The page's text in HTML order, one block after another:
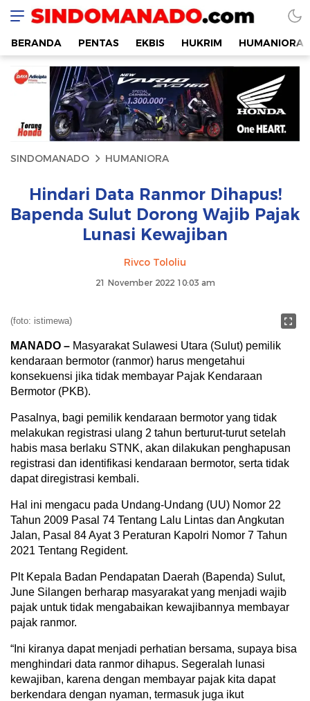
SINDOMANADO
Informatif dan Edukatif
BERANDA PENTAS EKBIS HUKRIM HUMANIORA
SINDOMANADO HUMANIORA
Hindari Data Ranmor Dihapus!
Bapenda Sulut Dorong Wajib Pajak
Lunasi Kewajiban
Rivco Tololiu
21 November 2022 10:03 am
(foto: istimewa)
MANADO – Masyarakat Sulawesi Utara (Sulut) pemilik
kendaraan bermotor (ranmor) harus mengetahui
konsekuensi jika tidak membayar Pajak Kendaraan
Bermotor (PKB).
Pasalnya, bagi pemilik kendaraan bermotor yang tidak
melakukan registrasi ulang 2 tahun berturut-turut setelah
habis masa berlaku STNK, akan dilakukan penghapusan
registrasi dan identifikasi kendaraan bermotor, serta tidak
dapat diregistrasi kembali.
Hal ini mengacu pada Undang-Undang (UU) Nomor 22
Tahun 2009 Pasal 74 Tentang Lalu Lintas dan Angkutan
Jalan, Pasal 84 Ayat 3 Peraturan Kapolri Nomor 7 Tahun
2021 Tentang Regident.
Plt Kepala Badan Pendapatan Daerah (Bapenda) Sulut,
June Silangen berharap masyarakat yang menjadi wajib
pajak untuk tidak mengabaikan kewajibannya membayar
pajak ranmor.
“Ini kiranya dapat menjadi perhatian bersama, supaya bisa
menghindari data ranmor dihapus. Segeralah lunasi
kewajiban, karena dengan membayar pajak kita dapat
berkendara dengan nyaman, termasuk juga ikut